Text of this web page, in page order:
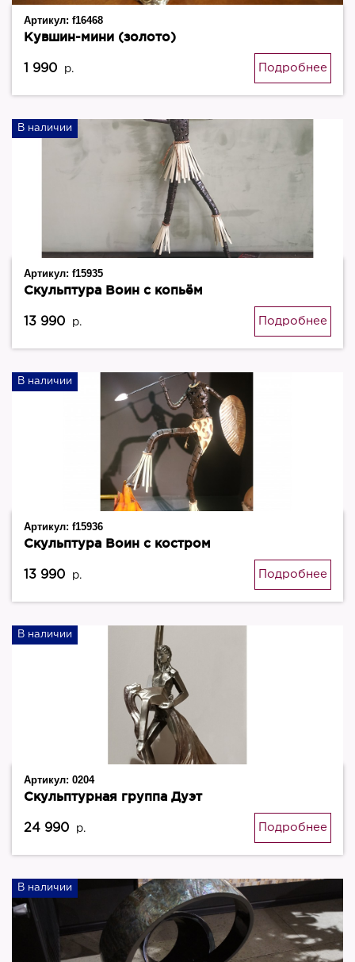
Артикул: f16468
Кувшин-мини (золото)
1 990 р. Подробнее
В наличии
Артикул: f15935
Скульптура Воин с копьём
13 990 р. Подробнее
В наличии
Артикул: f15936
Скульптура Воин с костром
13 990 р. Подробнее
В наличии
Артикул: 0204
Скульптурная группа Дуэт
24 990 р. Подробнее
В наличии